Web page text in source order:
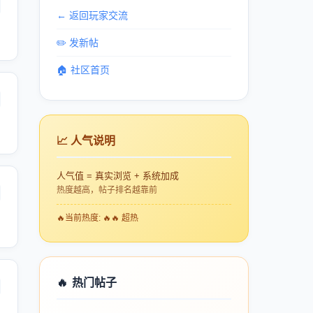
← 返回玩家交流
✏️ 发新帖
🏠 社区首页
📈 人气说明
人气值 = 真实浏览 + 系统加成
热度越高，帖子排名越靠前
🔥 当前热度: 🔥🔥 超热
🔥 热门帖子